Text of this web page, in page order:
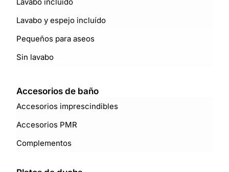
Lavabo y espejo incluído
Pequeños para aseos
Sin lavabo
Accesorios de baño
Accesorios imprescindibles
Accesorios PMR
Complementos